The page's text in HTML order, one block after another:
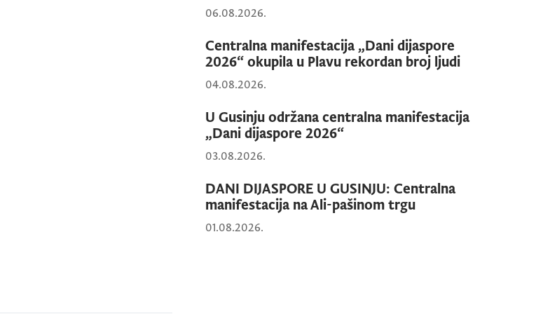
06.08.2026.
Centralna manifestacija „Dani dijaspore
2026“ okupila u Plavu rekordan broj ljudi
04.08.2026.
U Gusinju održana centralna manifestacija
„Dani dijaspore 2026“
03.08.2026.
DANI DIJASPORE U GUSINJU: Centralna
manifestacija na Ali-pašinom trgu
01.08.2026.